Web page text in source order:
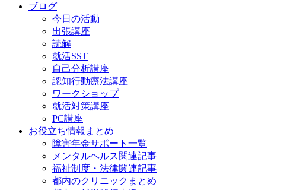
ブログ
今日の活動
出張講座
読解
就活SST
自己分析講座
認知行動療法講座
ワークショップ
就活対策講座
PC講座
お役立ち情報まとめ
障害年金サポート一覧
メンタルヘルス関連記事
福祉制度・法律関連記事
都内のクリニックまとめ